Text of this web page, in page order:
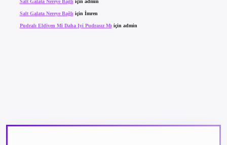
Salt Galata Nereye Bağlıiçin admin
Salt Galata Nereye Bağlı için İmren
Pudralı Eldiven Mi Daha Iyi Pudrasız Mı için admin